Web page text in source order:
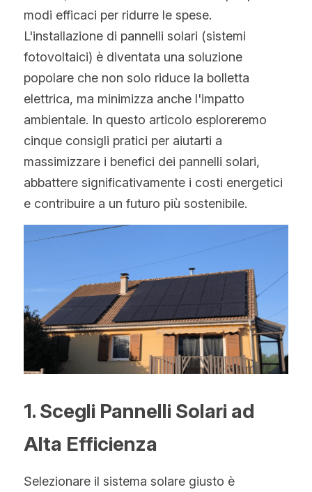
Tecnologia Bifacciale
Tecnologia IBC
Tecnologia TOPCon di Tipo N
Tecnologia di shingled
Offerta a Tempo
La politica del fotovoltaico
Tendenza prezzi fotovoltaico
Maysun Solar Notizie
Tedesco
Inglese
Spagnolo
Portoghese
Francese
Rumeno
Polacco
Greco
Norvegese
Russo
Indonesiano
Ceco
Inglese
WhatsApp
modi efficaci per ridurre le spese.
L'installazione di pannelli solari (sistemi
fotovoltaici) è diventata una soluzione
popolare che non solo riduce la bolletta
elettrica, ma minimizza anche l'impatto
ambientale. In questo articolo esploreremo
cinque consigli pratici per aiutarti a
massimizzare i benefici dei pannelli solari,
abbattere significativamente i costi energetici
e contribuire a un futuro più sostenibile.
1. Scegli Pannelli Solari ad
Alta Efficienza
Selezionare il sistema solare giusto è